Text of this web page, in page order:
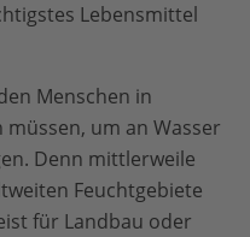
Lebensmittel
Menschen in
um an Wasser
Denn mittlerweile
Feuchtgebiete
für Landbau oder